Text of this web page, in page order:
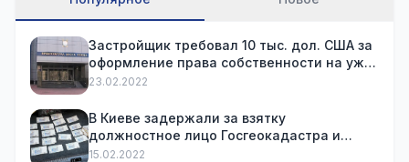
Застройщик требовал 10 тыс. дол. США за
оформление права собственности на уже
купленную квартиру
23.02.2022
В Киеве задержали за взятку
должностное лицо Госгеокадастра и
посредника
15.02.2022